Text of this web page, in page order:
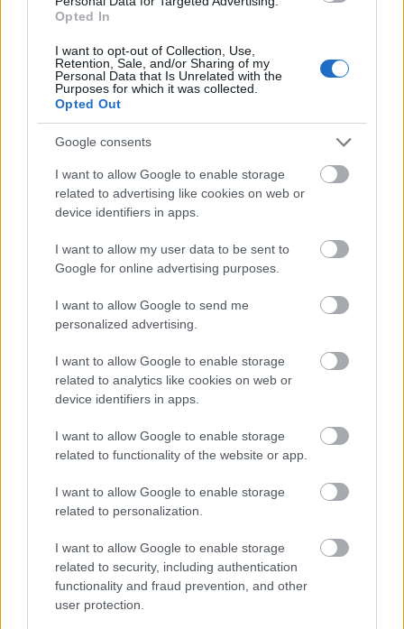
Opted In
I want to opt-out of Collection, Use,
Retention, Sale, and/or Sharing of my
Personal Data that Is Unrelated with the
Purposes for which it was collected.
Opted Out
Google consents
I want to allow Google to enable storage
related to advertising like cookies on web or
device identifiers in apps.
I want to allow my user data to be sent to
Google for online advertising purposes.
I want to allow Google to send me
personalized advertising.
I want to allow Google to enable storage
related to analytics like cookies on web or
device identifiers in apps.
I want to allow Google to enable storage
related to functionality of the website or app.
I want to allow Google to enable storage
related to personalization.
I want to allow Google to enable storage
related to security, including authentication
functionality and fraud prevention, and other
user protection.
A híresség korábban arról is mesélt, milyen érzés
volt fehér nőként fekete bőrű kislányt adoptálnia.
Davis a gyerek által értette meg igazán, milyen
szörnyű probléma a rasszizmus és a kirekesztés, így
amikor csak teheti, felhívja kislánya figyelmét arra,
hogy ő úgy gyönyörű, ahogyan a világra jött.